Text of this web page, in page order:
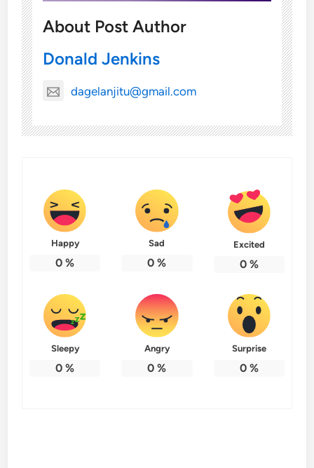
About Post Author
Donald Jenkins
dagelanjitu@gmail.com
Happy
0 %
Sad
0 %
Excited
0%
Sleepy
0 %
Angry
0 %
Surprise
0%